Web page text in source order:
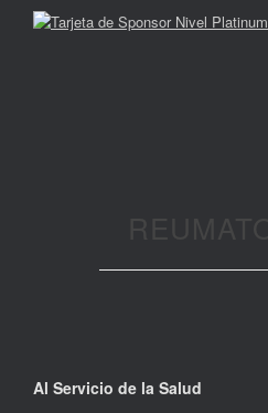
Al Servicio de la Salud